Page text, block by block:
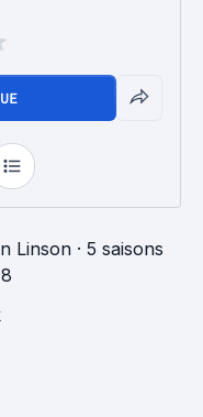
Linson · 5 saisons